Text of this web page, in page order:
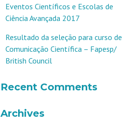
Eventos Científicos e Escolas de
Ciência Avançada 2017
Resultado da seleção para curso de
Comunicação Científica – Fapesp/
British Council
Recent Comments
Archives